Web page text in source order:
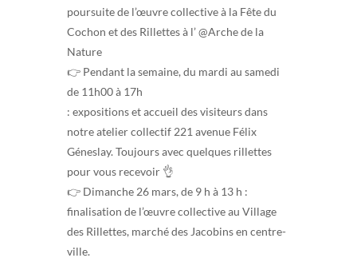
poursuite de l’œuvre collective à la Fête du
Cochon et des Rillettes à l’ @Arche de la
Nature
👉 Pendant la semaine, du mardi au samedi
de 11h00 à 17h
: expositions et accueil des visiteurs dans
notre atelier collectif 221 avenue Félix
Géneslay. Toujours avec quelques rillettes
pour vous recevoir 👌
👉 Dimanche 26 mars, de 9 h à 13 h :
finalisation de l’œuvre collective au Village
des Rillettes, marché des Jacobins en centre-
ville.